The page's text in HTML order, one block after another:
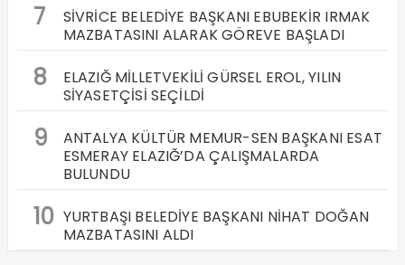
7
SİVRİCE BELEDİYE BAŞKANI EBUBEKİR IRMAK
MAZBATASINI ALARAK GÖREVE BAŞLADI
8
ELAZIĞ MİLLETVEKİLİ GÜRSEL EROL, YILIN
SİYASETÇİSİ SEÇİLDİ
9
ANTALYA KÜLTÜR MEMUR-SEN BAŞKANI ESAT
ESMERAY ELAZIĞ’DA ÇALIŞMALARDA
BULUNDU
10 YURTBAŞI BELEDİYE BAŞKANI NİHAT DOĞAN
MAZBATASINI ALDI